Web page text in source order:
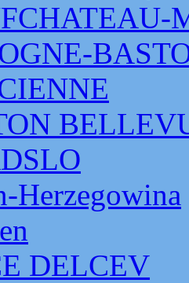
Herzegowina
DELCEV